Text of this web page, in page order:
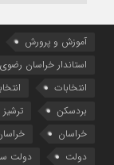
آموزش و پرورش
استاندار خراسان رضوی
انتخابات
بردسکن
ترشیز
خراسان
دولت
دولت